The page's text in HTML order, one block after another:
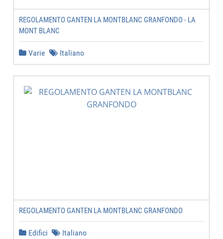
REGOLAMENTO GANTEN LA MONTBLANC GRANFONDO - LA
MONT BLANC
Varie Italiano
REGOLAMENTO GANTEN LA MONTBLANC GRANFONDO
Edifici Italiano